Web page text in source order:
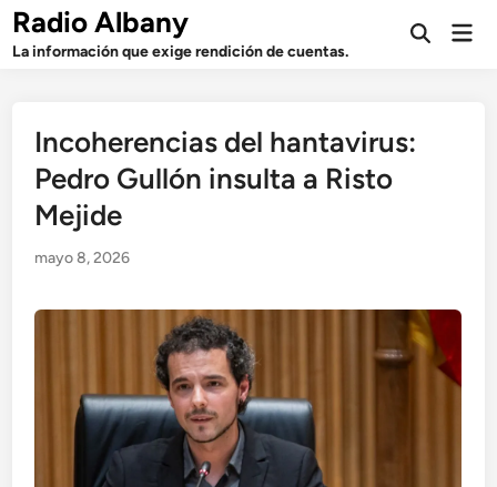
Saltar
contenido
Radio Albany
La información que exige rendición de cuentas.
Abrir
Incoherencias del hantavirus:
Pedro Gullón insulta a Risto
Mejide
mayo 8, 2026